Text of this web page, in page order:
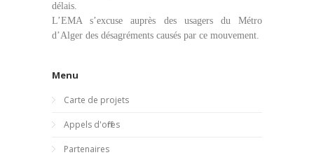
délais.
L’EMA s’excuse auprès des usagers du Métro
d’Alger des désagréments causés par ce mouvement.
Menu
Carte de projets
Appels d'offres
Partenaires